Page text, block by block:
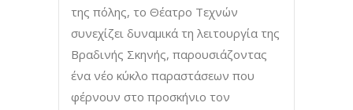
της πόλης, το Θέατρο Τεχνών
συνεχίζει δυναμικά τη λειτουργία της
Βραδινής Σκηνής, παρουσιάζοντας
ένα νέο κύκλο παραστάσεων που
φέρνουν στο προσκήνιο τον